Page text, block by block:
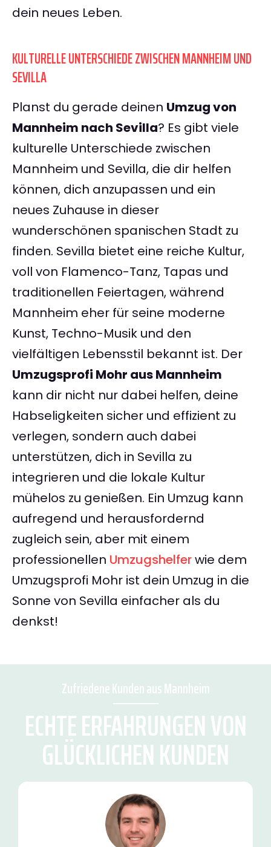
dein neues Leben.
KULTURELLE UNTERSCHIEDE ZWISCHEN MANNHEIM UND
SEVILLA
Planst du gerade deinen Umzug von
Mannheim nach Sevilla? Es gibt viele
kulturelle Unterschiede zwischen
Mannheim und Sevilla, die dir helfen
können, dich anzupassen und ein
neues Zuhause in dieser
wunderschönen spanischen Stadt zu
finden. Sevilla bietet eine reiche Kultur,
voll von Flamenco-Tanz, Tapas und
traditionellen Feiertagen, während
Mannheim eher für seine moderne
Kunst, Techno-Musik und den
vielfältigen Lebensstil bekannt ist. Der
Umzugsprofi Mohr aus Mannheim
kann dir nicht nur dabei helfen, deine
Habseligkeiten sicher und effizient zu
verlegen, sondern auch dabei
unterstützen, dich in Sevilla zu
integrieren und die lokale Kultur
mühelos zu genießen. Ein Umzug kann
aufregend und herausfordernd
zugleich sein, aber mit einem
professionellen Umzugshelferwie dem
Umzugsprofi Mohr ist dein Umzug in die
Sonne von Sevilla einfacher als du
denkst!
Zufriedene Kunden aus Mannheim
ECHTE ERFAHRUNGEN VON
GLÜCKLICHEN KUNDEN